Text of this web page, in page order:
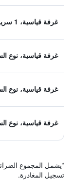
غرفة قياسية، 1 سرير كوين
غرفة قياسية، نوع
غرفة قياسية، نوع
غرفة قياسية، نوع
*يشمل المجموع
تسجيل المغادرة.